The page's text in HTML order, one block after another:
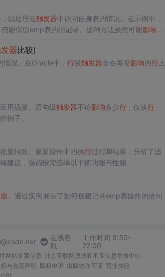
，以处理在触发器中访问自身表的情况。在示例中，
能保留emp表的旧记录。这种方法虽然可能影响 性
器比较)
情况。在Oracle中， 行级触发器会在每受影响的行上
用场景。语句级触发器不论影响多少行，仅执行一
的例子。
量转账、更新操作中的执行过程和结果，分析了适
建议，强调按需选择以平衡功能与性能。
。通过实例展示了如何创建记录emp表操作的语句
在线客
服
工作时间 8:30-
22:00
网站备案信息 北京互联网违法和不良信息举报中心
与免责声明 版权申诉 出版物许可证 营业执照